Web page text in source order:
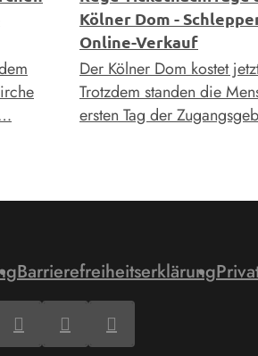
Kölner Dom -
Online-Verkauf
Der Kölner Dom kostet
Trotzdem standen die
ersten Tag der
Barrierefreiheitserklärung